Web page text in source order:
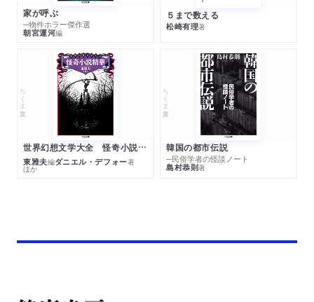
家が呼ぶ
─物件ホラー傑作選
朝宮運河編
５まで数える
松崎有理著
ちくま文庫
世界幻想文学大全 怪奇小説精華
東雅夫編ダニエル・デフォー著
ほか
ちくま文庫
韓国の都市伝説
─民俗学者の怪談ノート
島村恭則著